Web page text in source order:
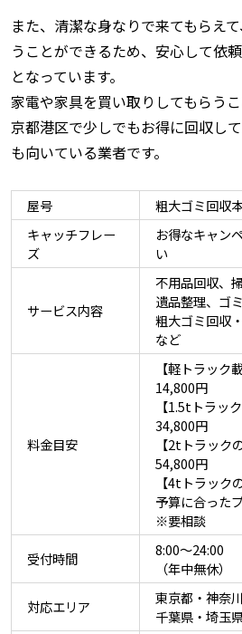
また、清潔な身なりで来てもらえ
うことができるため、安心して依
となっています。
家電や家具を買い取りしてもらう
京都港区で少しでもお得に回収し
も向いている業者です。
屋号
粗大ゴミ回収
キャッチフレー
ズ
お得なキャン
い
サービス内容
不用品回収、
遺品整理、ゴ
粗大ゴミ回収
など
料金目安
【軽トラック
14,800円
【1.5tトラッ
34,800円
【2tトラック
54,800円
【4tトラック
予算に合った
※要相談
受付時間
8:00〜24:00
（年中無休）
対応エリア
東京都・神奈
千葉県・埼玉